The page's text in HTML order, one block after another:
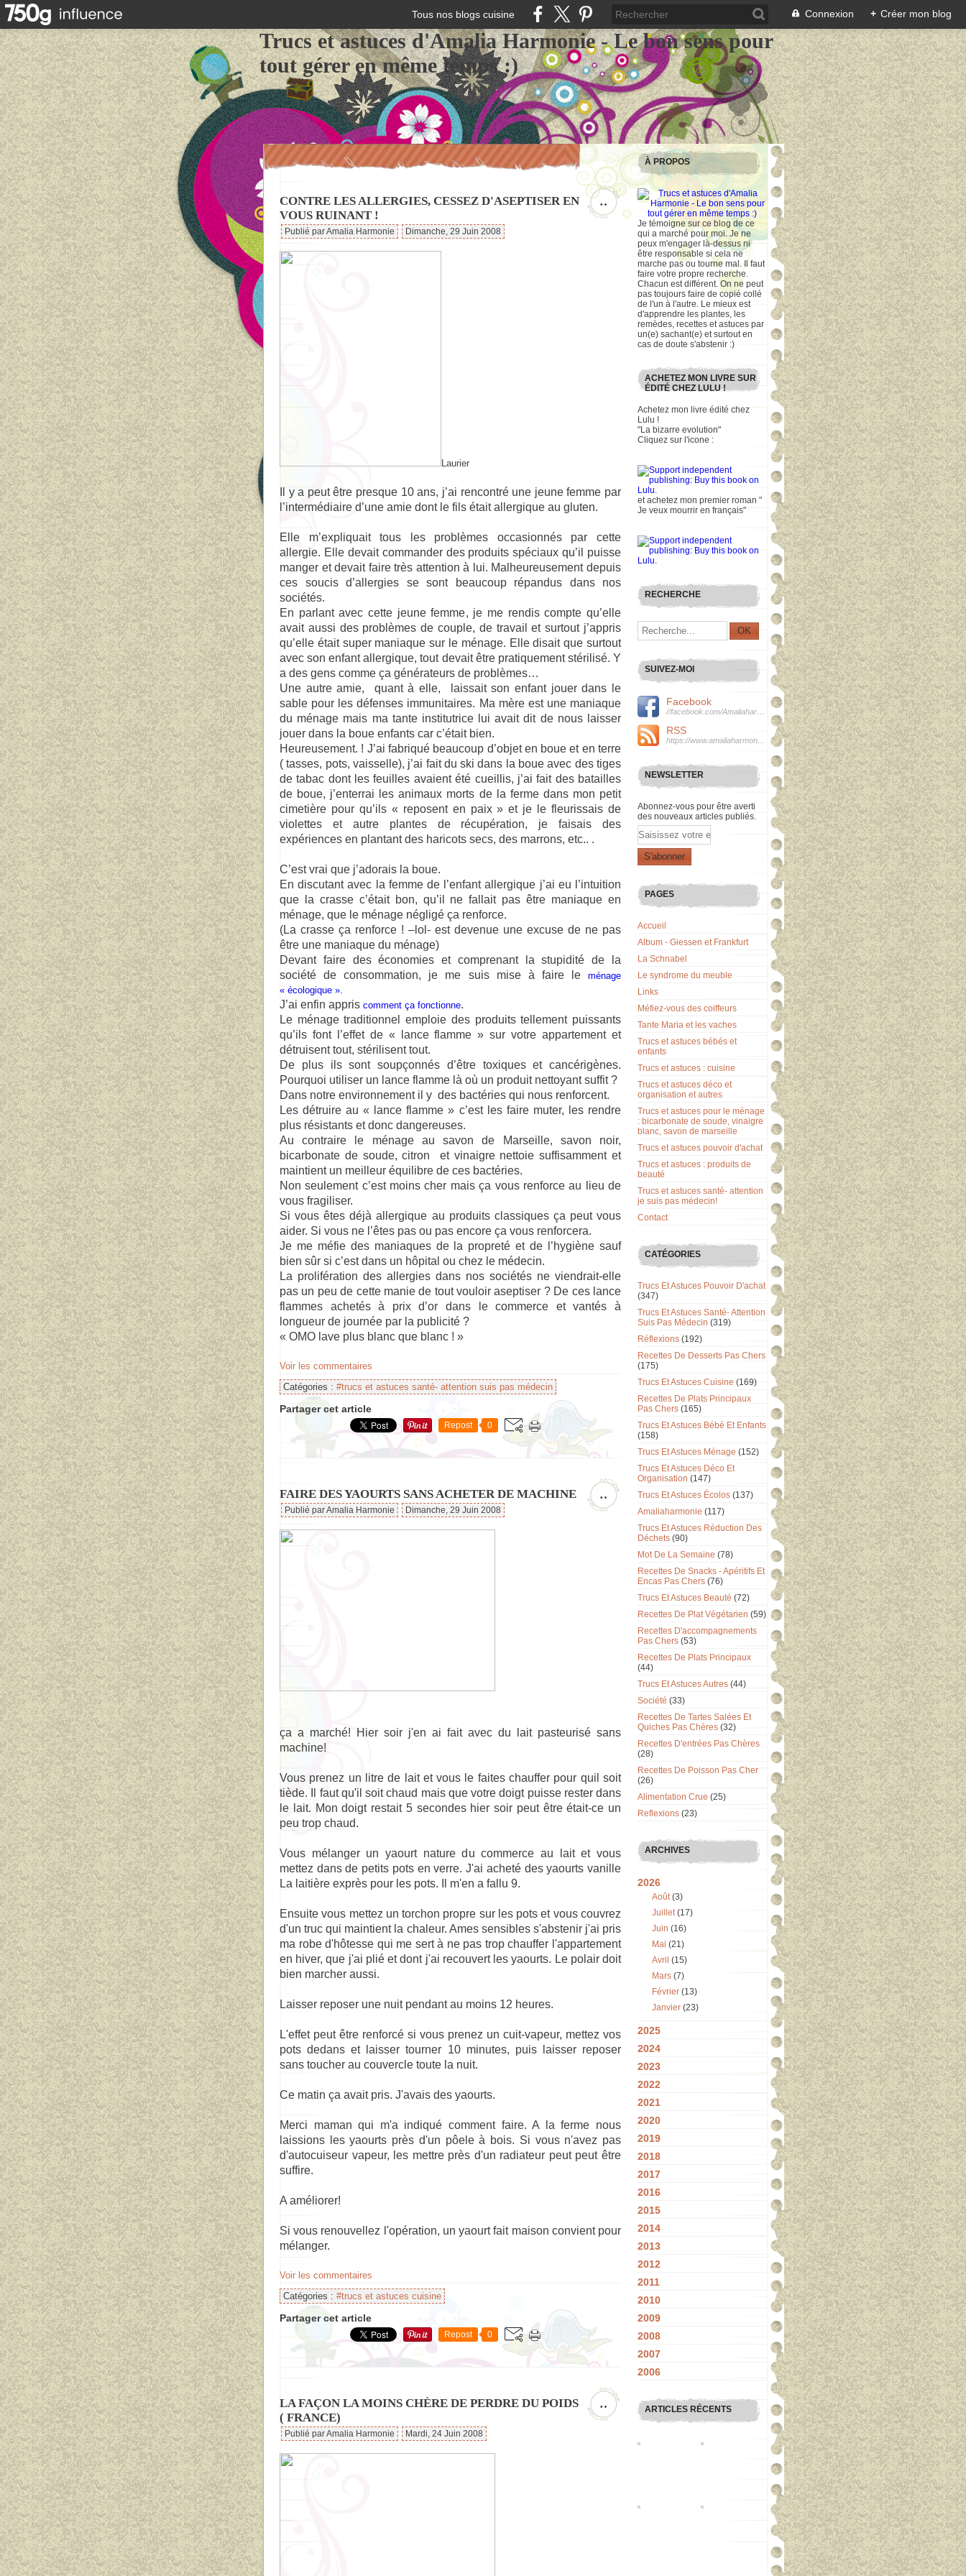
Tous nos blogs cuisine Connexion + Créer mon blog
Trucs et astuces d'Amalia Harmonie - Le bon sens pour
tout gérer en même temps :)
…
CONTRE LES ALLERGIES, CESSEZ D'ASEPTISER EN
VOUS RUINANT !
Publié par Amalia Harmonie Dimanche, 29 Juin 2008
Laurier
Il y a peut être presque 10 ans, j’ai rencontré une jeune femme par
l’intermédiaire d’une amie dont le fils était allergique au gluten.
Elle m’expliquait tous les problèmes occasionnés par cette
allergie. Elle devait commander des produits spéciaux qu’il puisse
manger et devait faire très attention à lui. Malheureusement depuis
ces soucis d’allergies se sont beaucoup répandus dans nos
sociétés.
En parlant avec cette jeune femme, je me rendis compte qu’elle
avait aussi des problèmes de couple, de travail et surtout j’appris
qu’elle était super maniaque sur le ménage. Elle disait que surtout
avec son enfant allergique, tout devait être pratiquement stérilisé. Y
a des gens comme ça générateurs de problèmes…
Une autre amie,
quant à elle,
laissait son enfant jouer dans le
sable pour les défenses immunitaires. Ma mère est une maniaque
du ménage mais ma tante institutrice lui avait dit de nous laisser
jouer dans la boue enfants car c’était bien.
Heureusement. ! J’ai fabriqué beaucoup d’objet en boue et en terre
( tasses, pots, vaisselle), j’ai fait du ski dans la boue avec des tiges
de tabac dont les feuilles avaient été cueillis, j’ai fait des batailles
de boue, j’enterrai les animaux morts de la ferme dans mon petit
cimetière pour qu’ils « reposent en paix » et je le fleurissais de
violettes et autre plantes de récupération, je faisais des
expériences en plantant des haricots secs, des marrons, etc.. .
C’est vrai que j’adorais la boue.
En discutant avec la femme de l’enfant allergique j’ai eu l’intuition
que la crasse c’était bon, qu’il ne fallait pas être maniaque en
ménage, que le ménage négligé ça renforce.
(La crasse ça renforce ! –lol- est devenue une excuse de ne pas
être une maniaque du ménage)
Devant faire des économies et comprenant la stupidité de la
société de consommation, je me suis mise à faire le
ménage
« écologique ».
J’ai enfin appris comment ça fonctionne.
Le ménage traditionnel emploie des produits tellement puissants
qu’ils font l’effet de « lance flamme » sur votre appartement et
détruisent tout, stérilisent tout.
De plus ils sont soupçonnés d’être toxiques et cancérigènes.
Pourquoi utiliser un lance flamme là où un produit nettoyant suffit ?
Dans notre environnement il y des bactéries qui nous renforcent.
Les détruire au « lance flamme » c’est les faire muter, les rendre
plus résistants et donc dangereuses.
Au contraire le ménage au savon de Marseille, savon noir,
bicarbonate de soude, citron
et vinaigre nettoie suffisamment et
maintient un meilleur équilibre de ces bactéries.
Non seulement c’est moins cher mais ça vous renforce au lieu de
vous fragiliser.
Si vous êtes déjà allergique au produits classiques ça peut vous
aider. Si vous ne l’êtes pas ou pas encore ça vous renforcera.
Je me méfie des maniaques de la propreté et de l’hygiène sauf
bien sûr si c’est dans un hôpital ou chez le médecin.
La prolifération des allergies dans nos sociétés ne viendrait-elle
pas un peu de cette manie de tout vouloir aseptiser ? De ces lance
flammes achetés à prix d’or dans le commerce et vantés à
longueur de journée par la publicité ?
« OMO lave plus blanc que blanc ! »
Voir les commentaires
Catégories : #trucs et astuces santé- attention suis pas médecin
Partager cet article
Repost 0
…
FAIRE DES YAOURTS SANS ACHETER DE MACHINE
Publié par Amalia Harmonie Dimanche, 29 Juin 2008
ça a marché! Hier soir j'en ai fait avec du lait pasteurisé sans
machine!
Vous prenez un litre de lait et vous le faites chauffer pour quil soit
tiède. Il faut qu'il soit chaud mais que votre doigt puisse rester dans
le lait. Mon doigt restait 5 secondes hier soir peut être était-ce un
peu trop chaud.
Vous mélanger un yaourt nature du commerce au lait et vous
mettez dans de petits pots en verre. J'ai acheté des yaourts vanille
La laitière exprès pour les pots. Il m'en a fallu 9.
Ensuite vous mettez un torchon propre sur les pots et vous couvrez
d'un truc qui maintient la chaleur. Ames sensibles s'abstenir j'ai pris
ma robe d'hôtesse qui me sert à ne pas trop chauffer l'appartement
en hiver, que j'ai plié et dont j'ai recouvert les yaourts. Le polair doit
bien marcher aussi.
Laisser reposer une nuit pendant au moins 12 heures.
L'effet peut être renforcé si vous prenez un cuit-vapeur, mettez vos
pots dedans et laisser tourner 10 minutes, puis laisser reposer
sans toucher au couvercle toute la nuit.
Ce matin ça avait pris. J'avais des yaourts.
Merci maman qui m'a indiqué comment faire. A la ferme nous
laissions les yaourts près d'un pôele à bois. Si vous n'avez pas
d'autocuiseur vapeur, les mettre près d'un radiateur peut peut être
suffire.
A améliorer!
Si vous renouvellez l'opération, un yaourt fait maison convient pour
mélanger.
Voir les commentaires
Catégories : #trucs et astuces cuisine
Partager cet article
Repost 0
…
LA FAÇON LA MOINS CHÈRE DE PERDRE DU POIDS
( FRANCE)
Publié par Amalia Harmonie Mardi, 24 Juin 2008
À PROPOS
Je témoigne sur ce blog de ce
qui a marché pour moi. Je ne
peux m'engager là-dessus ni
être responsable si cela ne
marche pas ou tourne mal. Il faut
faire votre propre recherche.
Chacun est différent. On ne peut
pas toujours faire de copié collé
de l'un à l'autre. Le mieux est
d'apprendre les plantes, les
remèdes, recettes et astuces par
un(e) sachant(e) et surtout en
cas de doute s'abstenir :)
ACHETEZ MON LIVRE SUR
ÉDITÉ CHEZ LULU !
Achetez mon livre édité chez
Lulu !
"La bizarre evolution"
Cliquez sur l'icone :
et achetez mon premier roman "
Je veux mourrir en français"
RECHERCHE
SUIVEZ-MOI
Facebook
RSS
NEWSLETTER
Abonnez-vous pour être averti
des nouveaux articles publiés.
Email
PAGES
Accueil
Album - Giessen et Frankfurt
La Schnabel
Le syndrome du meuble
Links
Méfiez-vous des coiffeurs
Tante Maria et les vaches
Trucs et astuces bébés et
enfants
Trucs et astuces : cuisine
Trucs et astuces déco et
organisation et autres
Trucs et astuces pour le ménage
: bicarbonate de soude, vinaigre
blanc, savon de marseille
Trucs et astuces pouvoir d'achat
Trucs et astuces : produits de
beauté
Trucs et astuces santé- attention
je suis pas médecin!
Contact
CATÉGORIES
Trucs Et Astuces Pouvoir D'achat
(347)
Trucs Et Astuces Santé- Attention
Suis Pas Médecin (319)
Réflexions (192)
Recettes De Desserts Pas Chers
(175)
Trucs Et Astuces Cuisine (169)
Recettes De Plats Principaux
Pas Chers (165)
Trucs Et Astuces Bébé Et Enfants
(158)
Trucs Et Astuces Ménage (152)
Trucs Et Astuces Déco Et
Organisation (147)
Trucs Et Astuces Écolos (137)
Amaliaharmonie (117)
Trucs Et Astuces Réduction Des
Déchets (90)
Mot De La Semaine (78)
Recettes De Snacks - Apéritifs Et
Encas Pas Chers (76)
Trucs Et Astuces Beauté (72)
Recettes De Plat Végétarien (59)
Recettes D'accompagnements
Pas Chers (53)
Recettes De Plats Principaux
(44)
Trucs Et Astuces Autres (44)
Société (33)
Recettes De Tartes Salées Et
Quiches Pas Chères (32)
Recettes D'entrées Pas Chères
(28)
Recettes De Poisson Pas Cher
(26)
Alimentation Crue (25)
Reflexions (23)
ARCHIVES
2026
Août(3)
Juillet(17)
Juin (16)
Mai (21)
Avril (15)
Mars (7)
Février (13)
Janvier (23)
2025
2024
2023
2022
2021
2020
2019
2018
2017
2016
2015
2014
2013
2012
2011
2010
2009
2008
2007
2006
ARTICLES RÉCENTS